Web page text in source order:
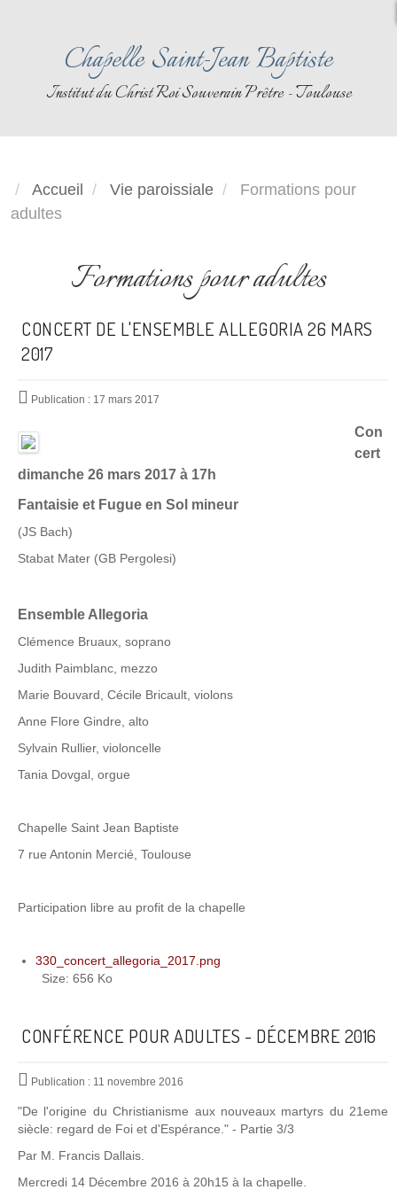
Chapelle Saint-Jean Baptiste
Institut du Christ Roi Souverain Prêtre - Toulouse
Accueil Vie paroissiale
Formations pour
adultes
Formations pour adultes
CONCERT DE L'ENSEMBLE ALLEGORIA 26 MARS
2017
Publication : 17 mars 2017
Con
cert
dimanche 26 mars 2017 à 17h
Fantaisie et Fugue en Sol mineur
(JS Bach)
Stabat Mater (GB Pergolesi)
Ensemble Allegoria
Clémence Bruaux, soprano
Judith Paimblanc, mezzo
Marie Bouvard, Cécile Bricault, violons
Anne Flore Gindre, alto
Sylvain Rullier, violoncelle
Tania Dovgal, orgue
Chapelle Saint Jean Baptiste
7 rue Antonin Mercié, Toulouse
Participation libre au profit de la chapelle
330_concert_allegoria_2017.png
Size: 656 Ko
CONFÉRENCE POUR ADULTES - DÉCEMBRE 2016
Publication : 11 novembre 2016
"De l'origine du Christianisme aux nouveaux martyrs du 21eme
siècle: regard de Foi et d'Espérance." - Partie 3/3
Par M. Francis Dallais.
Mercredi 14 Décembre 2016 à 20h15 à la chapelle.